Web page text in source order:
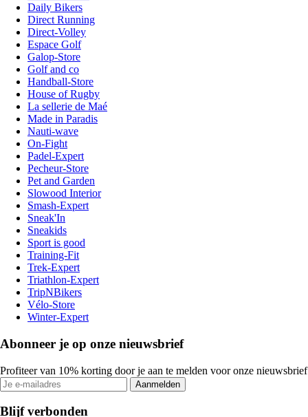
Daily Bikers
Direct Running
Direct-Volley
Espace Golf
Galop-Store
Golf and co
Handball-Store
House of Rugby
La sellerie de Maé
Made in Paradis
Nauti-wave
On-Fight
Padel-Expert
Pecheur-Store
Pet and Garden
Slowood Interior
Smash-Expert
Sneak'In
Sneakids
Sport is good
Training-Fit
Trek-Expert
Triathlon-Expert
TripNBikers
Vélo-Store
Winter-Expert
Abonneer je op onze nieuwsbrief
Profiteer van 10% korting door je aan te melden voor onze nieuwsbrief
Aanmelden
Blijf verbonden